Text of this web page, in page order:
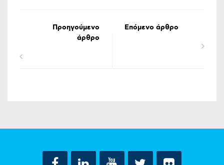
Προηγούμενο
άρθρο
Επόμενο άρθρο